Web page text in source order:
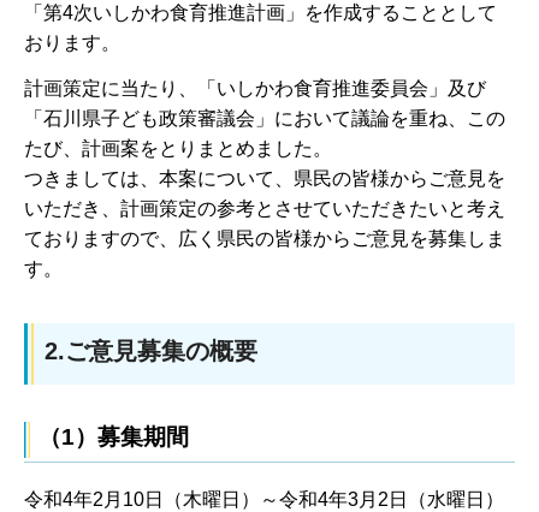
「第4次いしかわ食育推進計画」を作成することとして
おります。
計画策定に当たり、「いしかわ食育推進委員会」及び
「石川県子ども政策審議会」において議論を重ね、この
たび、計画案をとりまとめました。
つきましては、本案について、県民の皆様からご意見を
いただき、計画策定の参考とさせていただきたいと考え
ておりますので、広く県民の皆様からご意見を募集しま
す。
2.ご意見募集の概要
（1）募集期間
令和4年2月10日（木曜日）～令和4年3月2日（水曜日）